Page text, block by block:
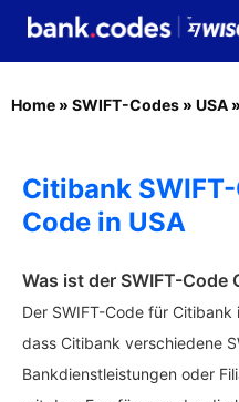
Home » SWIFT-Codes » USA »
Citibank
Code in USA
Was ist der SWIFT-Code
Der SWIFT-Code für Citibank
dass Citibank verschiedene
Bankdienstleistungen oder